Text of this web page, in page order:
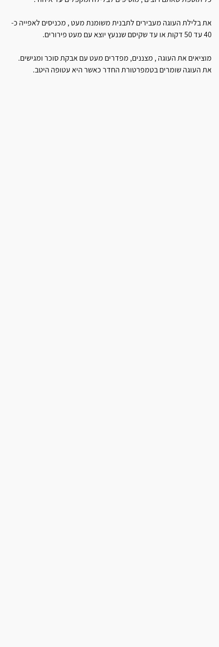
את בלילת העוגה מעבירים לתבנית משומנת מעט , מכניסים לאפייה כ-
40 עד 50 דקות או עד שקיסם שננעץ יוצא עם מעט פירורים.
מוציאים את העוגה , מצננים, מפדרים מעט עם אבקת סוכר ומגישים.
את העוגה שומרים בטמפרטורת החדר כאשר היא עטופה היטב.